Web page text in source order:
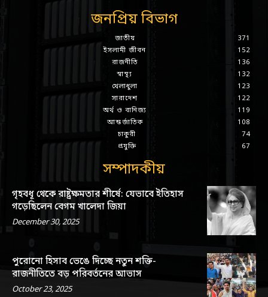
জনপ্রিয় বিভাগ
জাতীয়
371
ইসলামী জীবন
152
রাজনীতি
136
স্বাস্থ্য
132
খেলাধুলা
123
সারাদেশ
122
অর্থ ও বানিজ্য
119
আন্তর্জাতিক
108
চাকুরী
74
প্রযুক্তি
67
সম্পাদকীয়
গৃহবধূ থেকে রাষ্ট্রক্ষমতার শীর্ষে: যেভাবে ইতিহাস
গড়েছিলেন বেগম খালেদা জিয়া
December 30, 2025
পুরোনো হিসাব ভেঙে দিচ্ছে নতুন শক্তি-
রাজনীতিতে বড় পরিবর্তনের আভাস
October 23, 2025